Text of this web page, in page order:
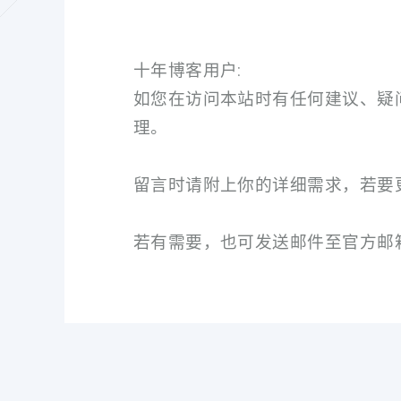
十年博客用户:
如您在访问本站时有任何建议、
理。
留言时请附上你的详细需求，若
若有需要，也可发送邮件至官方